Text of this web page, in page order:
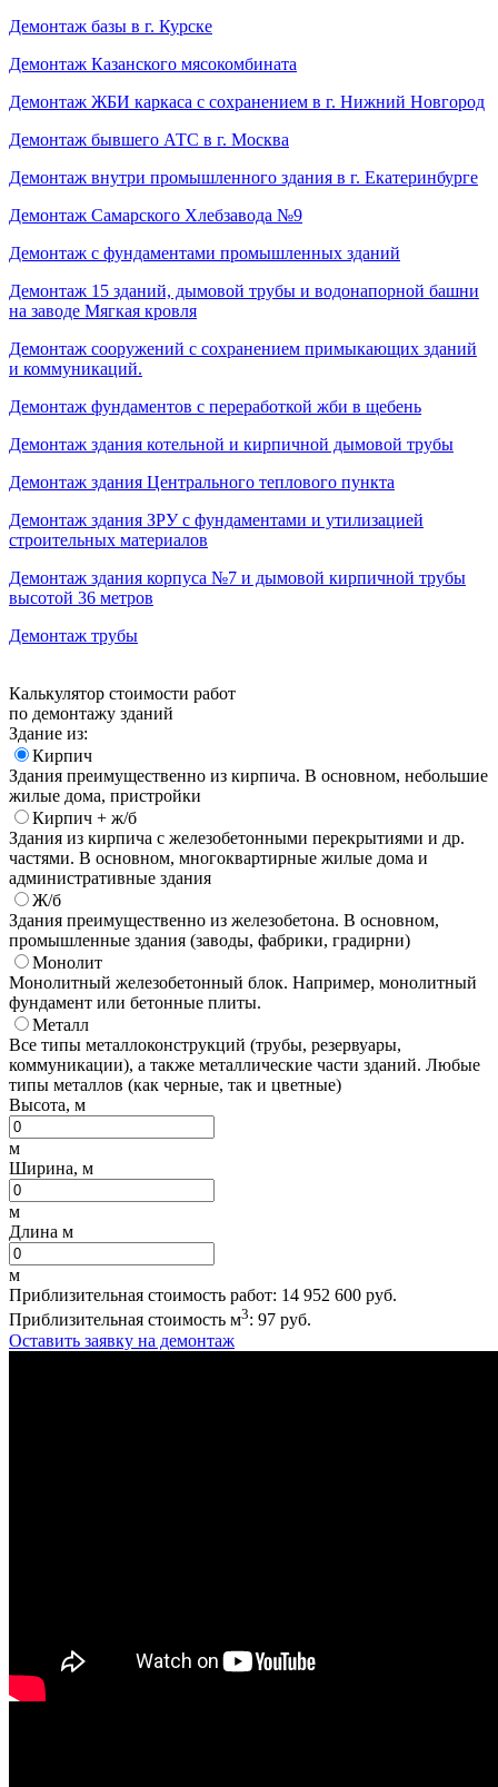
Демонтаж базы в г. Курске
Демонтаж Казанского мясокомбината
Демонтаж ЖБИ каркаса с сохранением в г. Нижний Новгород
Демонтаж бывшего АТС в г. Москва
Демонтаж внутри промышленного здания в г. Екатеринбурге
Демонтаж Самарского Хлебзавода №9
Демонтаж с фундаментами промышленных зданий
Демонтаж 15 зданий, дымовой трубы и водонапорной башни
на заводе Мягкая кровля
Демонтаж сооружений с сохранением примыкающих зданий
и коммуникаций.
Демонтаж фундаментов с переработкой жби в щебень
Демонтаж здания котельной и кирпичной дымовой трубы
Демонтаж здания Центрального теплового пункта
Демонтаж здания ЗРУ с фундаментами и утилизацией
строительных материалов
Демонтаж здания корпуса №7 и дымовой кирпичной трубы
высотой 36 метров
Демонтаж трубы
Калькулятор стоимости работ
по демонтажу зданий
Здание из:
Кирпич
Здания преимущественно из кирпича. В основном, небольшие
жилые дома, пристройки
Кирпич + ж/б
Здания из кирпича с железобетонными перекрытиями и др.
частями. В основном, многоквартирные жилые дома и
административные здания
Ж/б
Здания преимущественно из железобетона. В основном,
промышленные здания (заводы, фабрики, градирни)
Монолит
Монолитный железобетонный блок. Например, монолитный
фундамент или бетонные плиты.
Металл
Все типы металлоконструкций (трубы, резервуары,
коммуникации), а также металлические части зданий. Любые
типы металлов (как черные, так и цветные)
Высота, м
м
Ширина, м
м
Длина м
м
Приблизительная стоимость работ: 14 952 600 руб.
Приблизительная стоимость м3: 97 руб.
Оставить заявку на демонтаж